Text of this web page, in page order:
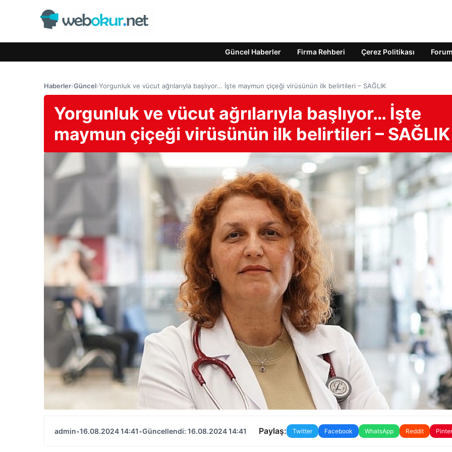
Güncel Haberler Firma Rehberi Çerez Politikası Forum
Haberler›Güncel›Yorgunluk ve vücut ağrılarıyla başlıyor… İşte maymun çiçeği virüsünün ilk belirtileri – SAĞLIK
Yorgunluk ve vücut ağrılarıyla başlıyor… İşte
maymun çiçeği virüsünün ilk belirtileri – SAĞLIK
admin•16.08.2024 14:41•Güncellendi: 16.08.2024 14:41 Paylaş: Twitter Facebook WhatsApp Reddit